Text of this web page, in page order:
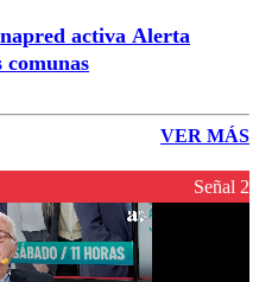
activa Alerta
comunas
VER MÁS
Señal 2